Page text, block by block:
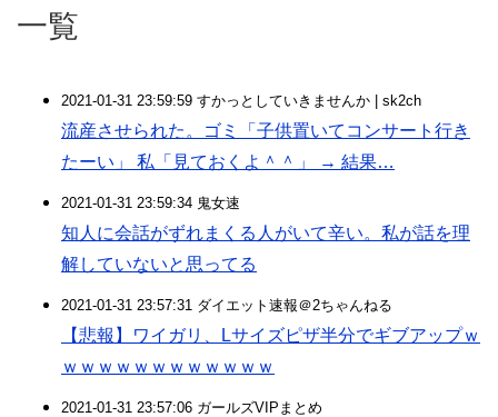
一覧
2021-01-31 23:59:59 すかっとしていきませんか | sk2ch
流産させられた。ゴミ「子供置いてコンサート行き
たーい」 私「見ておくよ＾＾」 → 結果…
2021-01-31 23:59:34 鬼女速
知人に会話がずれまくる人がいて辛い。私が話を理
解していないと思ってる
2021-01-31 23:57:31 ダイエット速報＠2ちゃんねる
【悲報】ワイガリ、Lサイズピザ半分でギブアップｗ
ｗｗｗｗｗｗｗｗｗｗｗｗ
2021-01-31 23:57:06 ガールズVIPまとめ